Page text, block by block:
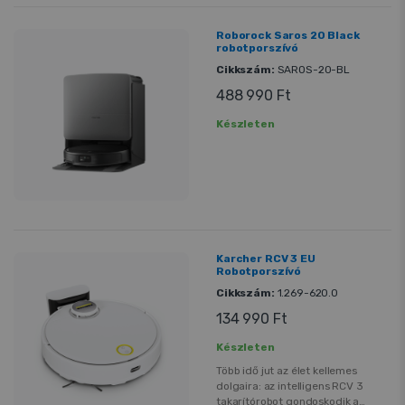
Roborock Saros 20 Black
robotporszívó
Cikkszám: SAROS-20-BL
488 990 Ft
Készleten
Karcher RCV 3 EU
Robotporszívó
Cikkszám: 1.269-620.0
134 990 Ft
Készleten
Több idő jut az élet kellemes
dolgaira: az intelligens RCV 3
takarítórobot gondoskodik a